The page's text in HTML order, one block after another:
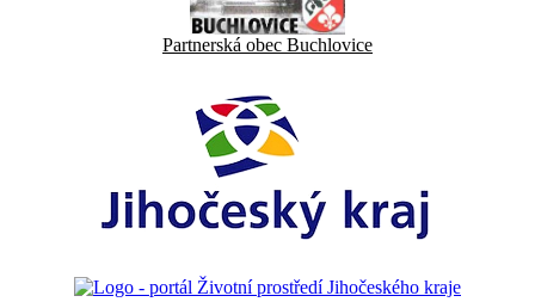
Partnerská obec Buchlovice